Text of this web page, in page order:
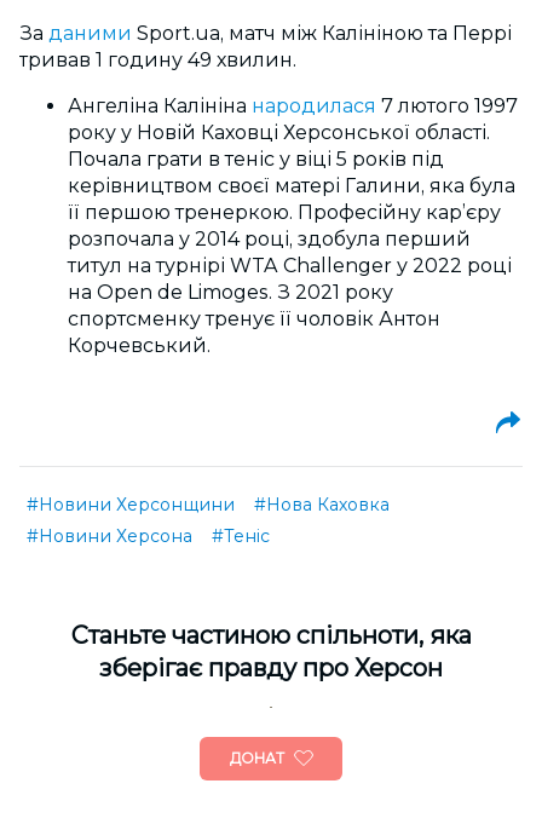
За даними Sport.ua, матч між Калініною та Перрі
тривав 1 годину 49 хвилин.
Ангеліна Калініна народилася 7 лютого 1997
року у Новій Каховці Херсонської області.
Почала грати в теніс у віці 5 років під
керівництвом своєї матері Галини, яка була
її першою тренеркою. Професійну кар’єру
розпочала у 2014 році, здобула перший
титул на турнірі WTA Challenger у 2022 році
на Open de Limoges. З 2021 року
спортсменку тренує її чоловік Антон
Корчевський.
#Новини Херсонщини
#Нова Каховка
#Новини Херсона
#Теніс
Cтаньте частиною спільноти, яка
зберігає правду про Херсон
ДОНАТ